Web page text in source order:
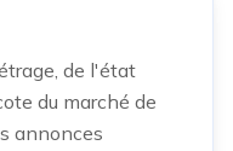
de l'état
du marché de
annonces